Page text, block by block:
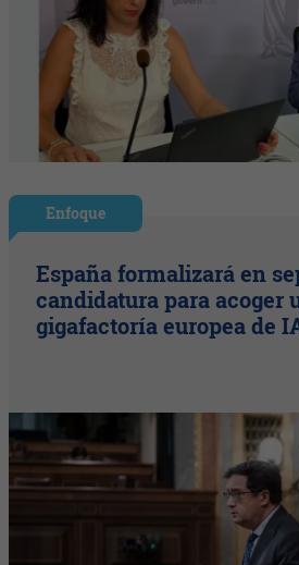
Enfoque
España formalizará en
candidatura para acoger
gigafactoría europea de